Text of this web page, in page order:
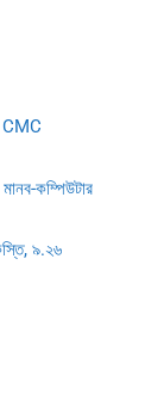
CMC
কম্পিউটার
৯.২৬